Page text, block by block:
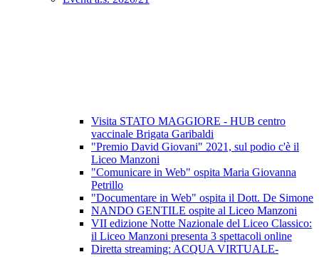
Visita STATO MAGGIORE - HUB centro
vaccinale Brigata Garibaldi
"Premio David Giovani" 2021, sul podio c'è il
Liceo Manzoni
"Comunicare in Web" ospita Maria Giovanna
Petrillo
"Documentare in Web" ospita il Dott. De Simone
NANDO GENTILE ospite al Liceo Manzoni
VII edizione Notte Nazionale del Liceo Classico:
il Liceo Manzoni presenta 3 spettacoli online
Diretta streaming: ACQUA VIRTUALE-